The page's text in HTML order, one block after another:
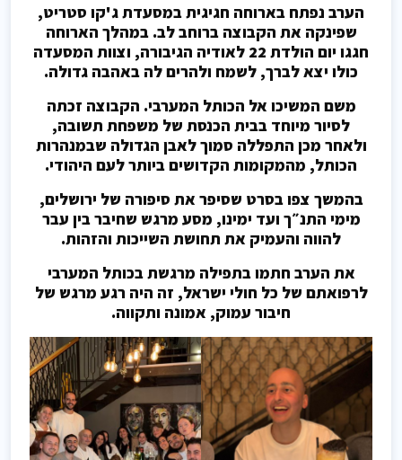
הערב נפתח בארוחה חגיגית במסעדת ג'קו סטריט,
שפינקה את הקבוצה ברוחב לב. במהלך הארוחה
חגגו יום הולדת 22 לאודיה הגיבורה, וצוות המסעדה
כולו יצא לברך, לשמח ולהרים לה באהבה גדולה.
משם המשיכו אל הכותל המערבי. הקבוצה זכתה
לסיור מיוחד בבית הכנסת של משפחת תשובה,
ולאחר מכן התפללה סמוך לאבן הגדולה שבמנהרות
הכותל, מהמקומות הקדושים ביותר לעם היהודי.
בהמשך צפו בסרט שסיפר את סיפורה של ירושלים,
מימי התנ״ך ועד ימינו, מסע מרגש שחיבר בין עבר
להווה והעמיק את תחושת השייכות והזהות.
את הערב חתמו בתפילה מרגשת בכותל המערבי
לרפואתם של כל חולי ישראל, זה היה רגע מרגש של
חיבור עמוק, אמונה ותקווה.